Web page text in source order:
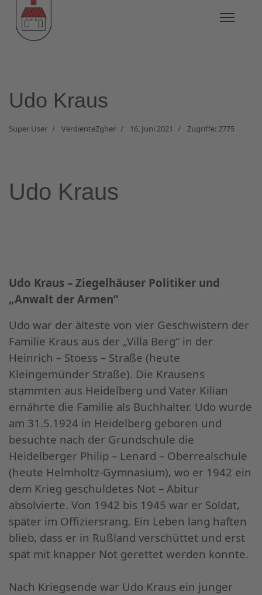
Udo Kraus
Super User VerdienteZgher 16. Juni 2021 Zugriffe: 2775
Udo Kraus
Udo Kraus – Ziegelhäuser Politiker und
„Anwalt der Armen“
Udo war der älteste von vier Geschwistern der
Familie Kraus aus der „Villa Berg“ in der
Heinrich – Stoess – Straße (heute
Kleingemünder Straße). Die Krausens
stammten aus Heidelberg und Vater Kilian
ernährte die Familie als Buchhalter. Udo wurde
am 31.5.1924 in Heidelberg geboren und
besuchte nach der Grundschule die
Heidelberger Philip – Lenard – Oberrealschule
(heute Helmholtz-Gymnasium), wo er 1942 ein
dem Krieg geschuldetes Not – Abitur
absolvierte. Von 1942 bis 1945 war er Soldat,
später im Offiziersrang. Ein Leben lang haften
blieb, dass er in Rußland verschüttet und erst
spät mit knapper Not gerettet werden konnte.
Nach Kriegsende war Udo Kraus ein junger